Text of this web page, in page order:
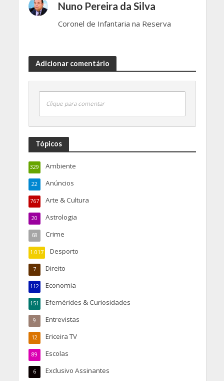
Nuno Pereira da Silva
Coronel de Infantaria na Reserva
Adicionar comentário
Clique para comentar
Tópicos
Ambiente
329
Anúncios
22
Arte & Cultura
767
Astrologia
20
Crime
68
Desporto
1.017
Direito
7
Economia
112
Efemérides & Curiosidades
151
Entrevistas
9
Ericeira TV
12
Escolas
89
Exclusivo Assinantes
6